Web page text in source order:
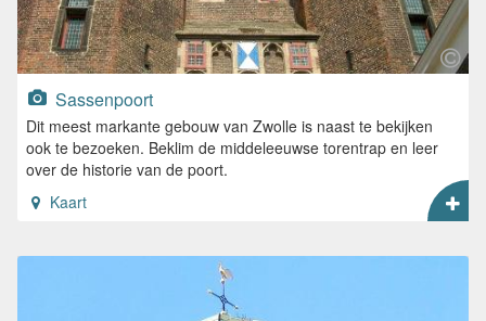
Sassenpoort
Dit meest markante gebouw van Zwolle is naast te bekijken
ook te bezoeken. Beklim de middeleeuwse torentrap en leer
over de historie van de poort.
Kaart